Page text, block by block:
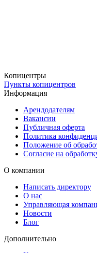
Копицентры
Пункты копицентров
Информация
Арендодателям
Вакансии
Публичная оферта
Политика
Положение об
Согласие на
О компании
Написать директору
О нас
Управляющая
Новости
Блог
Дополнительно